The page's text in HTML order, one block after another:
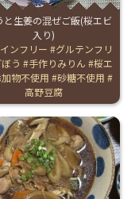
と生姜の混ぜご飯(桜エビ
入り)
ンフリー
グルテンフリ
ぼう 手作りみりん
桜エ
物不使用
砂糖不使用
高野豆腐
援